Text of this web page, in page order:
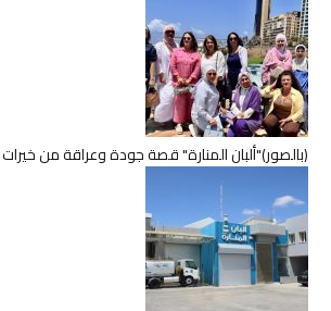
(بالصور)"ألبان المنارة" قصة جودة وعراقة من خيرات